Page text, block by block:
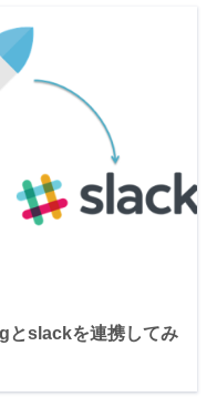
とslackを連携してみ